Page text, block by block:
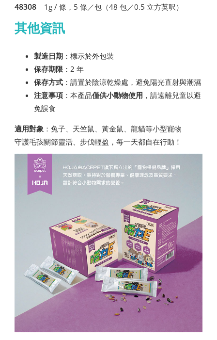
48308 – 1g / 條，5 條／包（48 包／0.5 立方英呎）
其他資訊
製造日期 ：標示於外包裝
保存期限 ：2 年
保存方式 ：請置於陰涼乾燥處，避免陽光直射與潮濕
注意事項 ：本產品僅供小動物使用 ，請遠離兒童以避
免誤食
適用對象 ：兔子、天竺鼠、黃金鼠、龍貓等小型寵物
守護毛孩關節靈活、步伐輕盈，每一天都自在行動！